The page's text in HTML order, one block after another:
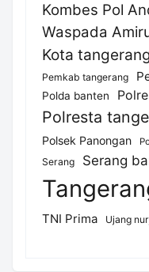
Kombes Pol
Waspada
Kota
Pemkab tangerang
Polda banten
Polresta
Polsek Panongan
Serang Serang
TNI Prima
Ujang